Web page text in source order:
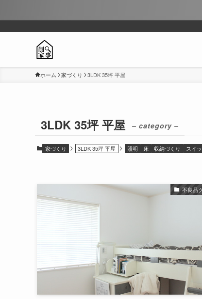
ホーム 家づくり 3LDK 35坪 平屋
3LDK 35坪 平屋 – category –
家づくり 3LDK 35坪 平屋 照明 床 収納づくり スイ
不良品